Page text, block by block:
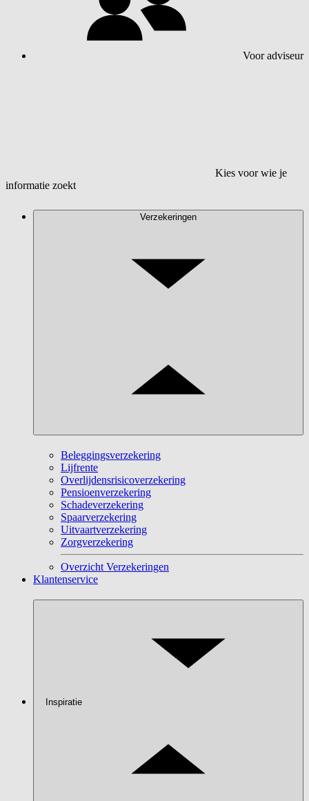
Voor adviseur
Kies voor wie je
informatie zoekt
Verzekeringen
Beleggingsverzekering
Lijfrente
Overlijdensrisicoverzekering
Pensioenverzekering
Schadeverzekering
Spaarverzekering
Uitvaartverzekering
Zorgverzekering
Overzicht Verzekeringen
Klantenservice
Inspiratie